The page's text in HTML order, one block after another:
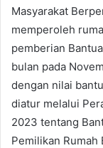
Masyarakat
memperoleh
pemberian
bulan pada
dengan nilai
diatur melalui
2023 tentang
Pemilikan Rumah